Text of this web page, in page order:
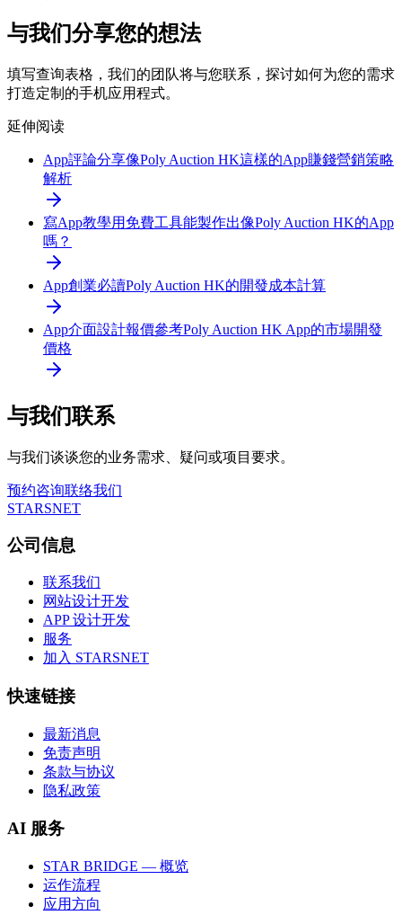
与我们分享您的想法
填写查询表格，我们的团队将与您联系，探讨如何为您的需求
打造定制的手机应用程式。
延伸阅读
App評論分享像Poly Auction HK這樣的App賺錢營銷策略
解析
寫App教學用免費工具能製作出像Poly Auction HK的App
嗎？
App創業必讀Poly Auction HK的開發成本計算
App介面設計報價參考Poly Auction HK App的市場開發
價格
与我们联系
与我们谈谈您的业务需求、疑问或项目要求。
预约咨询联络我们
STARSNET
公司信息
联系我们
网站设计开发
APP 设计开发
服务
加入 STARSNET
快速链接
最新消息
免责声明
条款与协议
隐私政策
AI 服务
STAR BRIDGE — 概览
运作流程
应用方向